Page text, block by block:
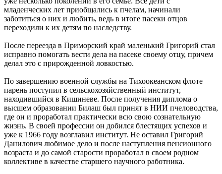
младенческих лет приобщались к пчелам, начинали
заботиться о них и любить, ведь в итоге пасеки отцов
переходили к их детям по наследству.
После переезда в Приморский край маленький Григорий стал
исправно помогать вести дела на пасеке своему отцу, причем
делал это с прирожденной ловкостью.
По завершению военной службы на Тихоокеанском флоте
парень поступил в сельскохозяйственный институт,
находившийся в Кишиневе. После получения диплома о
высшем образовании Билаш был принят в НИИ пчеловодства,
где он и проработал практически всю свою сознательную
жизнь. В своей профессии он добился блестящих успехов и
уже к 1966 году возглавил институт. Не оставил Григорий
Данилович любимое дело и после наступления пенсионного
возраста и до самой старости проработал в своем родном
коллективе в качестве старшего научного работника.